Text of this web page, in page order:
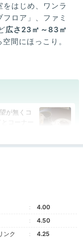
はじめ、ワンラ
ロア」、ファミ
広さ23㎡～83㎡
間にほっこり。
が無くコ
コーナー
ピカピカ
+6
4.00
4.50
ンク
4.25